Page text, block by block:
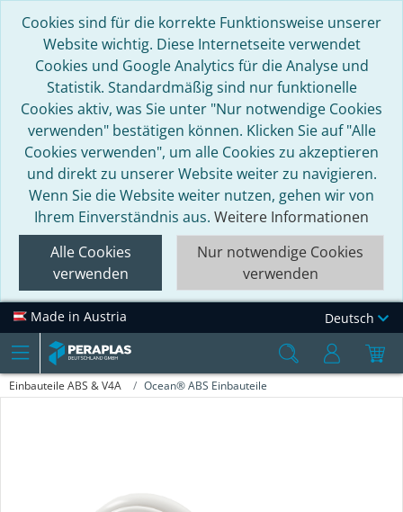
Cookies sind für die korrekte Funktionsweise unserer
Website wichtig. Diese Internetseite verwendet
Cookies und Google Analytics für die Analyse und
Statistik. Standardmäßig sind nur funktionelle
Cookies aktiv, was Sie unter "Nur notwendige Cookies
verwenden" bestätigen können. Klicken Sie auf "Alle
Cookies verwenden", um alle Cookies zu akzeptieren
und direkt zu unserer Website weiter zu navigieren.
Wenn Sie die Website weiter nutzen, gehen wir von
Ihrem Einverständnis aus. Weitere Informationen
Alle Cookies
verwenden
Nur notwendige Cookies
verwenden
Made in Austria Deutsch
Einbauteile ABS & V4A Ocean® ABS Einbauteile